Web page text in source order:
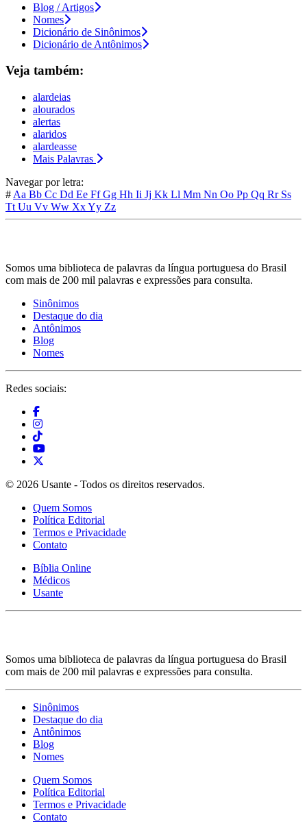
Blog / Artigos
Nomes
Dicionário de Sinônimos
Dicionário de Antônimos
Veja também:
alardeias
alourados
alertas
alaridos
alardeasse
Mais Palavras
Navegar por letra:
# Aa Bb Cc Dd Ee FfGg Hh Ii Jj Kk Ll Mm Nn Oo Pp Qq Rr Ss
Tt Uu Vv Ww XxYy Zz
Somos uma biblioteca de palavras da língua portuguesa do Brasil
com mais de 200 mil palavras e expressões para consulta.
Sinônimos
Destaque do dia
Antônimos
Blog
Nomes
Redes sociais:
© 2026 Usante - Todos os direitos reservados.
Quem Somos
Política Editorial
Termos e Privacidade
Contato
Bíblia Online
Médicos
Usante
Somos uma biblioteca de palavras da língua portuguesa do Brasil
com mais de 200 mil palavras e expressões para consulta.
Sinônimos
Destaque do dia
Antônimos
Blog
Nomes
Quem Somos
Política Editorial
Termos e Privacidade
Contato